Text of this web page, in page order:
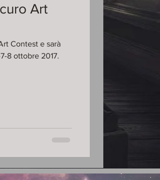
Art
Contest e sarà
8 ottobre 2017.